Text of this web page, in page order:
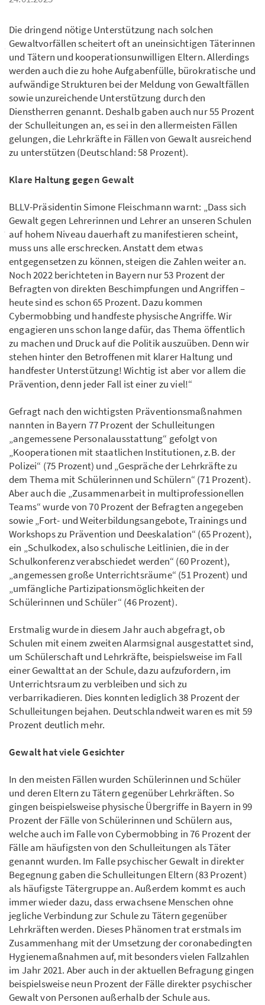
Die dringend nötige Unterstützung nach solchen
Gewaltvorfällen scheitert oft an uneinsichtigen Täterinnen
und Tätern und kooperationsunwilligen Eltern. Allerdings
werden auch die zu hohe Aufgabenfülle, bürokratische und
aufwändige Strukturen bei der Meldung von Gewaltfällen
sowie unzureichende Unterstützung durch den
Dienstherren genannt. Deshalb gaben auch nur 55 Prozent
der Schulleitungen an, es sei in den allermeisten Fällen
gelungen, die Lehrkräfte in Fällen von Gewalt ausreichend
zu unterstützen (Deutschland: 58 Prozent).
Klare Haltung gegen Gewalt
BLLV-Präsidentin Simone Fleischmann warnt: „Dass sich
Gewalt gegen Lehrerinnen und Lehrer an unseren Schulen
auf hohem Niveau dauerhaft zu manifestieren scheint,
muss uns alle erschrecken. Anstatt dem etwas
entgegensetzen zu können, steigen die Zahlen weiter an.
Noch 2022 berichteten in Bayern nur 53 Prozent der
Befragten von direkten Beschimpfungen und Angriffen –
heute sind es schon 65 Prozent. Dazu kommen
Cybermobbing und handfeste physische Angriffe. Wir
engagieren uns schon lange dafür, das Thema öffentlich
zu machen und Druck auf die Politik auszuüben. Denn wir
stehen hinter den Betroffenen mit klarer Haltung und
handfester Unterstützung! Wichtig ist aber vor allem die
Prävention, denn jeder Fall ist einer zu viel!“
Gefragt nach den wichtigsten Präventionsmaßnahmen
nannten in Bayern 77 Prozent der Schulleitungen
„angemessene Personalausstattung“ gefolgt von
„Kooperationen mit staatlichen Institutionen, z.B. der
Polizei“ (75 Prozent) und „Gespräche der Lehrkräfte zu
dem Thema mit Schülerinnen und Schülern“ (71 Prozent).
Aber auch die „Zusammenarbeit in multiprofessionellen
Teams“ wurde von 70 Prozent der Befragten angegeben
sowie „Fort- und Weiterbildungsangebote, Trainings und
Workshops zu Prävention und Deeskalation“ (65 Prozent),
ein „Schulkodex, also schulische Leitlinien, die in der
Schulkonferenz verabschiedet werden“ (60 Prozent),
„angemessen große Unterrichtsräume“ (51 Prozent) und
„umfängliche Partizipationsmöglichkeiten der
Schülerinnen und Schüler“ (46 Prozent).
Erstmalig wurde in diesem Jahr auch abgefragt, ob
Schulen mit einem zweiten Alarmsignal ausgestattet sind,
um Schülerschaft und Lehrkräfte, beispielsweise im Fall
einer Gewalttat an der Schule, dazu aufzufordern, im
Unterrichtsraum zu verbleiben und sich zu
verbarrikadieren. Dies konnten lediglich 38 Prozent der
Schulleitungen bejahen. Deutschlandweit waren es mit 59
Prozent deutlich mehr.
Gewalt hat viele Gesichter
In den meisten Fällen wurden Schülerinnen und Schüler
und deren Eltern zu Tätern gegenüber Lehrkräften. So
gingen beispielsweise physische Übergriffe in Bayern in 99
Prozent der Fälle von Schülerinnen und Schülern aus,
welche auch im Falle von Cybermobbing in 76 Prozent der
Fälle am häufigsten von den Schulleitungen als Täter
genannt wurden. Im Falle psychischer Gewalt in direkter
Begegnung gaben die Schulleitungen Eltern (83 Prozent)
als häufigste Tätergruppe an. Außerdem kommt es auch
immer wieder dazu, dass erwachsene Menschen ohne
jegliche Verbindung zur Schule zu Tätern gegenüber
Lehrkräften werden. Dieses Phänomen trat erstmals im
Zusammenhang mit der Umsetzung der coronabedingten
Hygienemaßnahmen auf, mit besonders vielen Fallzahlen
im Jahr 2021. Aber auch in der aktuellen Befragung gingen
beispielsweise neun Prozent der Fälle direkter psychischer
Gewalt von Personen außerhalb der Schule aus.